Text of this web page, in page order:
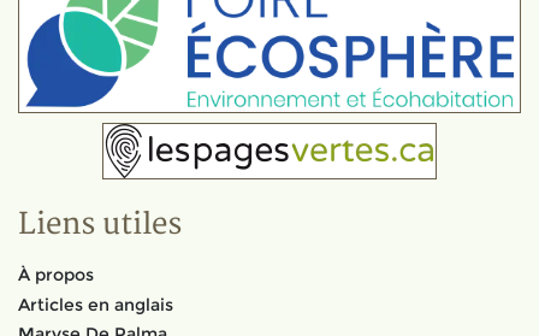
Liens utiles
À propos
Articles en anglais